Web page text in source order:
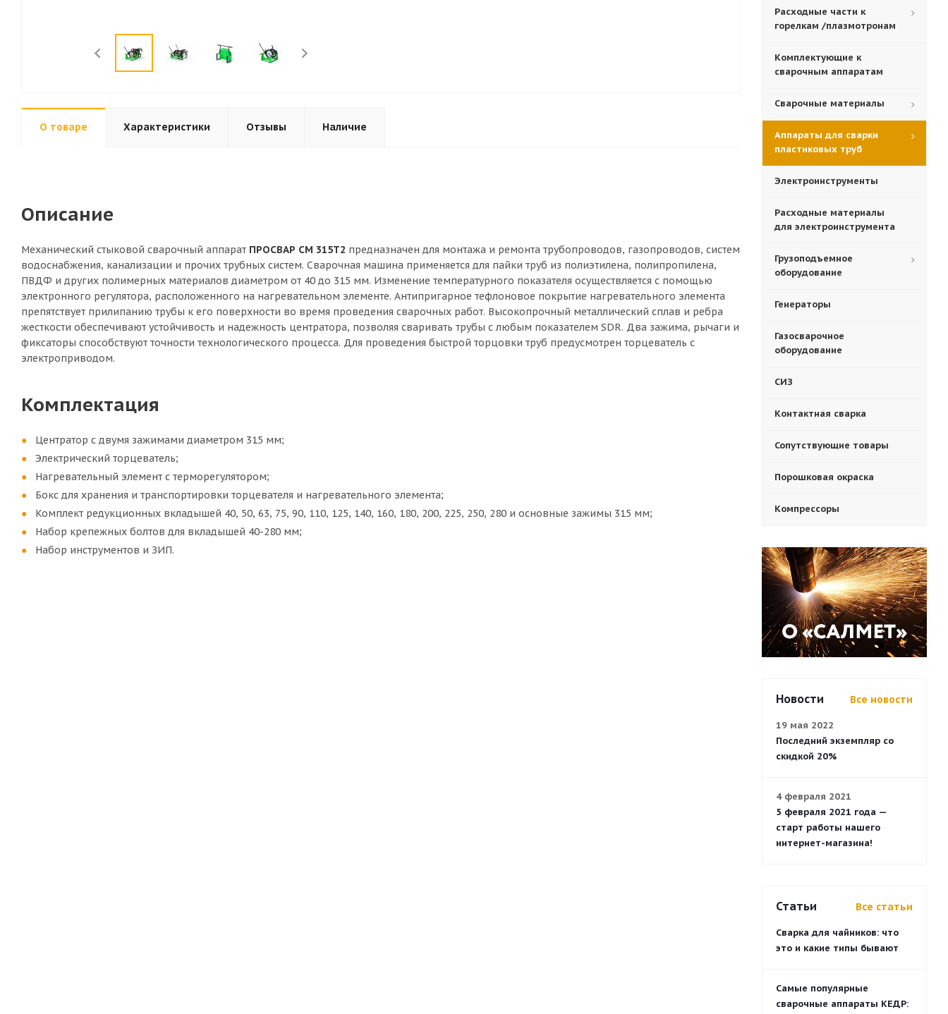
О товаре Характеристики Отзывы Наличие
Описание
Механический стыковой сварочный аппарат ПРОСВАР СМ 315Т2 предназначен для монтажа и ремонта трубопроводов, газопроводов, систем
водоснабжения, канализации и прочих трубных систем. Сварочная машина применяется для пайки труб из полиэтилена, полипропилена,
ПВДФ и других полимерных материалов диаметром от 40 до 315 мм. Изменение температурного показателя осуществляется с помощью
электронного регулятора, расположенного на нагревательном элементе. Антипригарное тефлоновое покрытие нагревательного элемента
препятствует прилипанию трубы к его поверхности во время проведения сварочных работ. Высокопрочный металлический сплав и ребра
жесткости обеспечивают устойчивость и надежность центратора, позволяя сваривать трубы с любым показателем SDR. Два зажима, рычаги и
фиксаторы способствуют точности технологического процесса. Для проведения быстрой торцовки труб предусмотрен торцеватель с
электроприводом.
Комплектация
Центратор с двумя зажимами диаметром 315 мм;
Электрический торцеватель;
Нагревательный элемент с терморегулятором;
Бокс для хранения и транспортировки торцевателя и нагревательного элемента;
Комплект редукционных вкладышей 40, 50, 63, 75, 90, 110, 125, 140, 160, 180, 200, 225, 250, 280 и основные зажимы 315 мм;
Набор крепежных болтов для вкладышей 40-280 мм;
Набор инструментов и ЗИП.
Расходные части к
горелкам /плазмотронам
Комплектующие к
сварочным аппаратам
Сварочные материалы
Аппараты для сварки
пластиковых труб
Электроинструменты
Расходные материалы
для электроинструмента
Грузоподъемное
оборудование
Генераторы
Газосварочное
оборудование
СИЗ
Контактная сварка
Сопутствующие товары
Порошковая окраска
Компрессоры
Новости Все новости
19 мая 2022
Последний экземпляр со
скидкой 20%
4 февраля 2021
5 февраля 2021 года —
старт работы нашего
интернет-магазина!
Статьи Все статьи
Сварка для чайников: что
это и какие типы бывают
Самые популярные
сварочные аппараты КЕДР: